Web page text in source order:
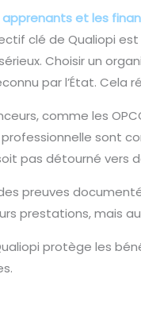
apprenants et les
clé de Qualiopi
Choisir un
par l’État. Cela
comme les
sont
pas détourné vers
preuves
prestations, mais
protège les